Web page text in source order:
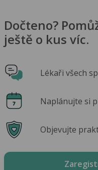
Dočteno?
ještě o kus víc.
Lékaři všech
Naplánujte si
Objevujte